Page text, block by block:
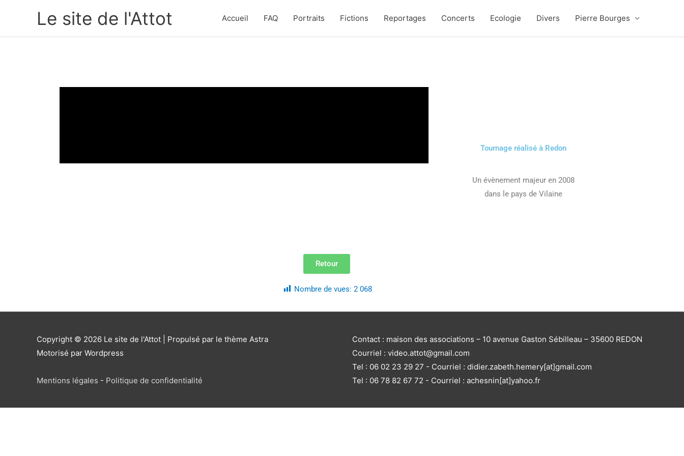
Le site de l'Attot Accueil FAQ Portraits Fictions Reportages Concerts Ecologie Divers Pierre Bourges
Tournage réalisé à Redon
Un évènement majeur en 2008
dans le pays de Vilaine
Retour
Nombre de vues: 2 068
Copyright © 2026 Le site de l'Attot | Propulsé par le thème Astra
Motorisé par Wordpress
Mentions légales - Politique de confidentialité
Contact : maison des associations – 10 avenue Gaston Sébilleau – 35600 REDON
Courriel : video.attot@gmail.com
Tel : 06 02 23 29 27 - Courriel : didier.zabeth.hemery[at]gmail.com
Tel : 06 78 82 67 72 - Courriel : achesnin[at]yahoo.fr